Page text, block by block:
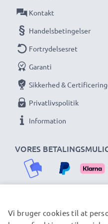
VORES
Kontakt
Handelsbetingelser
Fortrydelsesret
Garanti
Sikkerhed &
Privatlivspolitik
Information
VORES
Vi bruger cookies til at